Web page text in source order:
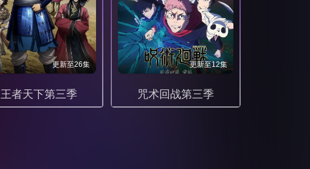
更新至26集
王者天下第三季
更新至12集
咒术回战第三季